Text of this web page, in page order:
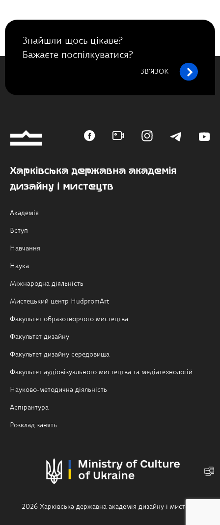
Знайшли щось цікаве?
Бажаєте поспілкуватися?
ЗВ’ЯЗОК
Харківська державна академія
дизайну і мистецтв
Академія
Вступ
Навчання
Наука
Міжнародна діяльність
Мистецький центр HudpromArt
Факультет образотворчого мистецтва
Факультет дизайну
Факультет дизайну середовища
Факультет аудіовізуального мистецтва та медіатехнологій
Науково-методична діяльність
Аспірантура
Розклад занять
2026 Харківська державна академія дизайну і мистецтв